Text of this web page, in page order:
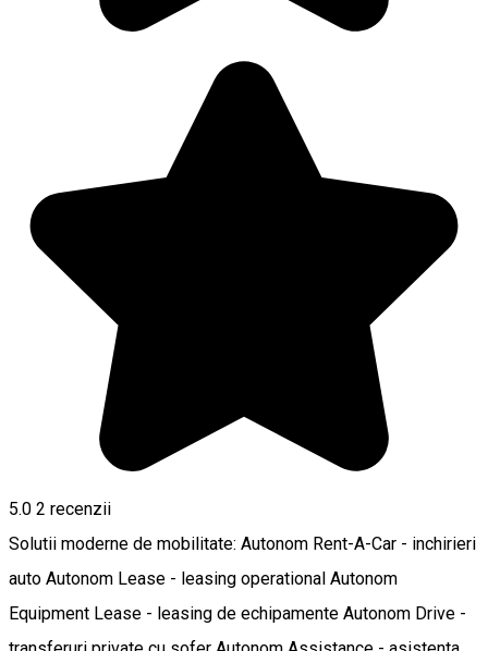
5.0 2 recenzii
Solutii moderne de mobilitate: Autonom Rent-A-Car - inchirieri
auto Autonom Lease - leasing operational Autonom
Equipment Lease - leasing de echipamente Autonom Drive -